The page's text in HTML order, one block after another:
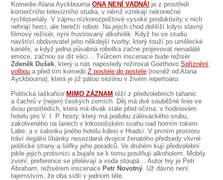
DÁLE NABÍZÍME
Komedie Alana Ayckbourna ONA NENÍ VADNÁ! je z prostředí
komerčního televizního studia, v němž vznikají nekonečné
rychloseriály. V zájmu nízkorozpočtové vysoké produktivity v nich
nehrají herci, ale herečtí roboti. Na jejich chod dohlíží kdysi slavný
filmový režisér, nyní frustrovaný alkoholik. Když ho ve studiu
navštíví obdivovatel jeho někdejší tvorby, který touží po umělecké
kariéře, a když jedna půvabná robotka začne projevovat nenadálé
emoce, začnou se dít věci… Tvůrcem inscenace bude režisér
Zdeněk Dušek, který u nás naposledy režíroval GoethovoSpříznění
volbou a před tím komediiZ postele do postele (rovněž od Alana
Ayckbourna), která je již pátou sezónu v živém repertoáru.
Politická taškařice MIMO ZÁZNAM těží z předvolebních tahanic
a čachrů v (nejen) českých zemích. Děj má dvě souběžné linie ve
dvou prostředích, která má divák stále před očima: v hodinovém
hotelu pro V. I. P. hosty, který má podobu zálesáckého srubu,
zakotveného na lanech v krkonošském svahu nad horním tokem
Labe, a v salonku jiného hotelu kdesi v Hradci. V prvním prostoru
tráví ilegální líbánky nesezdaná dvojice ženatého předsedy vlivné
politické strany a šéfky jeho poradců. Ve druhém kují předvolební
pikle jejich protivníci a bujaře se k tomu posilňují alkoholem. Mobily
zvoní, preference se přelévají a voda stoupá… Autor hry je Petr
Abraham, režisérem inscenace Petr Novotný. Už dávno není
tajemstvím, že oba sídlí v jednom těle.